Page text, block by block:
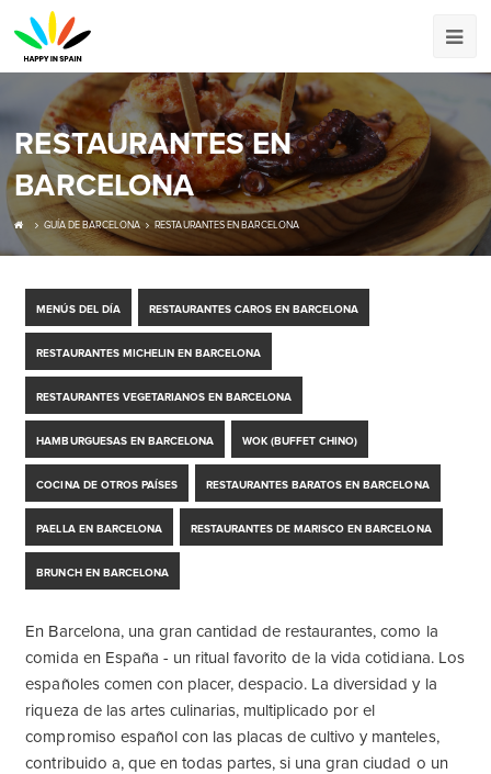
RESTAURANTES EN
BARCELONA
GUÍA DE BARCELONA RESTAURANTES EN BARCELONA
MENÚS DEL DÍA RESTAURANTES CAROS EN BARCELONA
RESTAURANTES MICHELIN EN BARCELONA
RESTAURANTES VEGETARIANOS EN BARCELONA
HAMBURGUESAS EN BARCELONA WOK (BUFFET CHINO)
COCINA DE OTROS PAÍSES RESTAURANTES BARATOS EN BARCELONA
PAELLA EN BARCELONA RESTAURANTES DE MARISCO EN BARCELONA
BRUNCH EN BARCELONA
En Barcelona, ​​una gran cantidad de restaurantes, como la
comida en España - un ritual favorito de la vida cotidiana. Los
españoles comen con placer, despacio. La diversidad y la
riqueza de las artes culinarias, multiplicado por el
compromiso español con las placas de cultivo y manteles,
contribuido a, que en todas partes, si una gran ciudad o un